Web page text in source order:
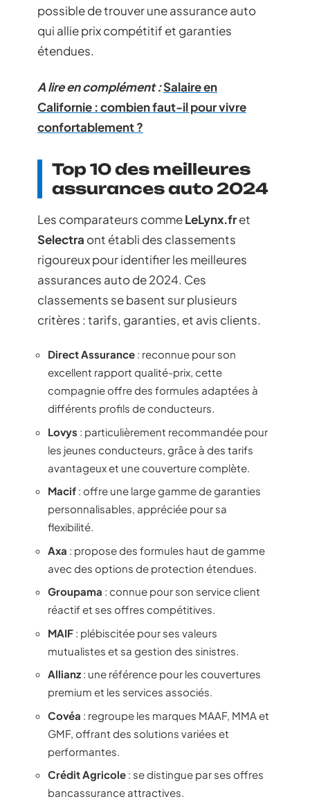
possible de trouver une assurance auto
qui allie prix compétitif et garanties
étendues.
A lire en complément :Salaire en
Californie : combien faut-il pour vivre
confortablement ?
Top 10 des meilleures
assurances auto 2024
Les comparateurs commeLeLynx.fret
Selectra ont établi des classements
rigoureux pour identifier les meilleures
assurances auto de 2024. Ces
classements se basent sur plusieurs
critères : tarifs, garanties, et avis clients.
Direct Assurance : reconnue pour son
excellent rapport qualité-prix, cette
compagnie offre des formules adaptées à
différents profils de conducteurs.
Lovys : particulièrement recommandée pour
les jeunes conducteurs, grâce à des tarifs
avantageux et une couverture complète.
Macif : offre une large gamme de garanties
personnalisables, appréciée pour sa
flexibilité.
Axa : propose des formules haut de gamme
avec des options de protection étendues.
Groupama : connue pour son service client
réactif et ses offres compétitives.
MAIF : plébiscitée pour ses valeurs
mutualistes et sa gestion des sinistres.
Allianz : une référence pour les couvertures
premium et les services associés.
Covéa : regroupe les marques MAAF, MMA et
GMF, offrant des solutions variées et
performantes.
Crédit Agricole : se distingue par ses offres
bancassurance attractives.